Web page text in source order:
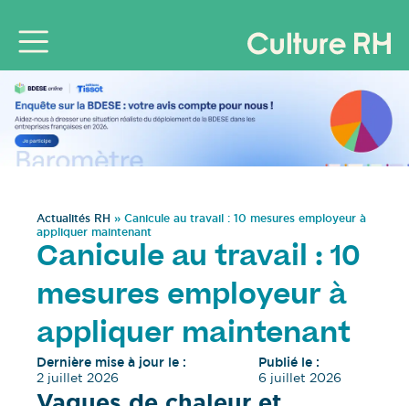
Actualités RH » Canicule au travail : 10 mesures employeur à
appliquer maintenant
Canicule au travail : 10
mesures employeur à
appliquer maintenant
Dernière mise à jour le :
2 juillet 2026
Publié le :
6 juillet 2026